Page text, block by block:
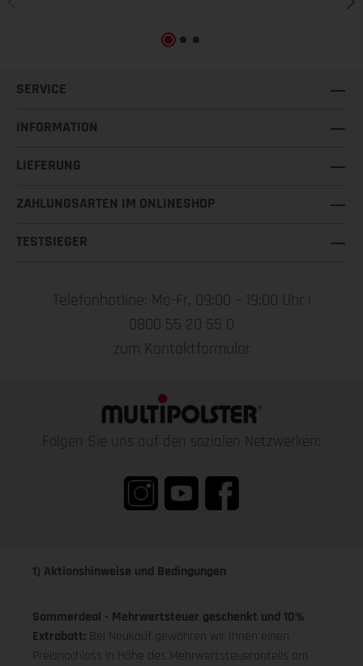
SERVICE
INFORMATION
LIEFERUNG
ZAHLUNGSARTEN IM ONLINESHOP
TESTSIEGER
Telefonhotline: Mo-Fr, 09:00 – 19:00 Uhr |
0800 55 20 55 0
zum Kontaktformular
Folgen Sie uns auf den sozialen Netzwerken:
1) Aktionshinweise und Bedingungen
Sommerdeal - Mehrwertsteuer geschenkt und 10%
Extrabatt: Bei Neukauf gewähren wir Ihnen einen
Preisnachlass in Höhe des Mehrwertsteueranteils am